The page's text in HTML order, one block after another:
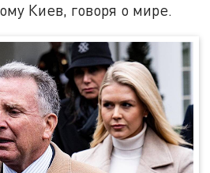
Киев, говоря о мире.